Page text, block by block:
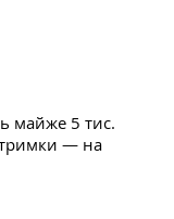
майже 5 тис.
— на